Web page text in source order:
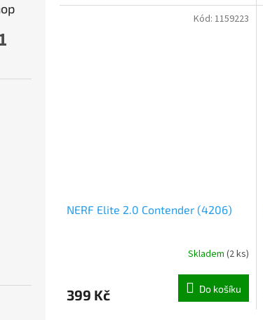
NERF Elite 2.0 Contender (4206)
Skladem (2 ks)
399 Kč Do košíku
Kód: 1159223